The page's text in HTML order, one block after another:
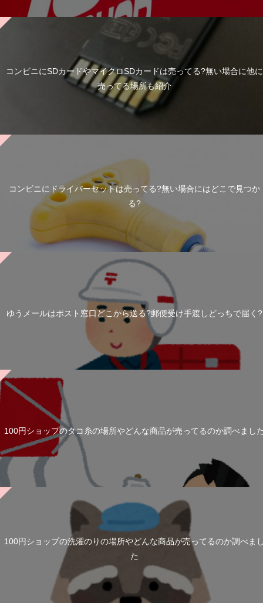
コンビニにSDカードやマイクロSDカードは売ってる?無い場合に他に
売ってる場所も紹介
コンビニにドライバーセットは売ってる?無い場合にはどこで見つか
る?
ゆうメールはポスト窓口どこから送る?郵便受け手渡しどっちで届く?
100円ショップのタコ糸の場所やどんな商品が売ってるのか調べまし
100円ショップの洗濯のりの場所やどんな商品が売ってるのか調べま
た